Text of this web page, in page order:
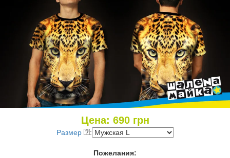
Цена: 690грн
Размер :
Пожелания: